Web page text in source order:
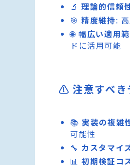
🔬理論的信頼
🎯精度維持:
🌐幅広い適用
ドに活用可能
⚠️ 注意すべき
📚 実装の複雑
可能性
🔧 カスタマイ
📊初期検証コ